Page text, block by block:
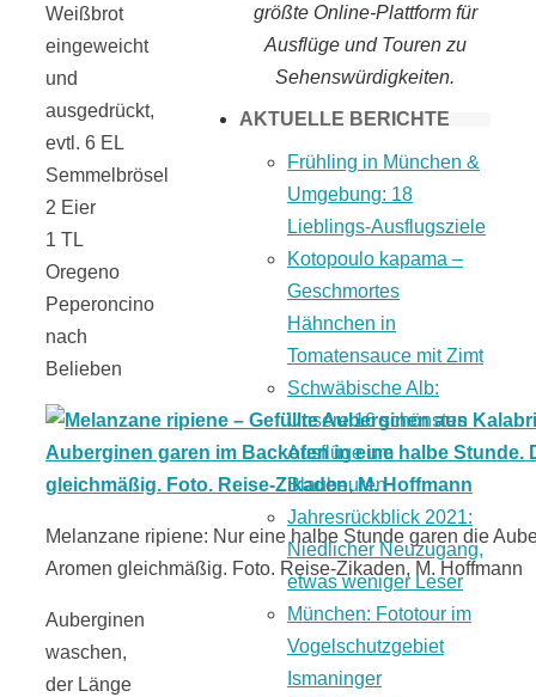
Weißbrot
eingeweicht
und
ausgedrückt,
evtl. 6 EL
Semmelbrösel
2 Eier
1 TL
Oregeno
Peperoncino
nach
Belieben
Melanzane ripiene: Nur eine halbe Stunde garen die
Aromen gleichmäßig. Foto. Reise-Zikaden, M. Hoffmann
Auberginen
waschen,
der Länge
größte Online-Plattform für
Ausflüge und Touren zu
Sehenswürdigkeiten.
AKTUELLE BERICHTE
Frühling in München &
Umgebung: 18
Lieblings-Ausflugsziele
Kotopoulo kapama –
Geschmortes
Hähnchen in
Tomatensauce mit Zimt
Schwäbische Alb:
Unsere 16 schönsten
Ausflüge um
Blaubeuren
Jahresrückblick 2021:
Niedlicher Neuzugang,
etwas weniger Leser
München: Fototour im
Vogelschutzgebiet
Ismaninger